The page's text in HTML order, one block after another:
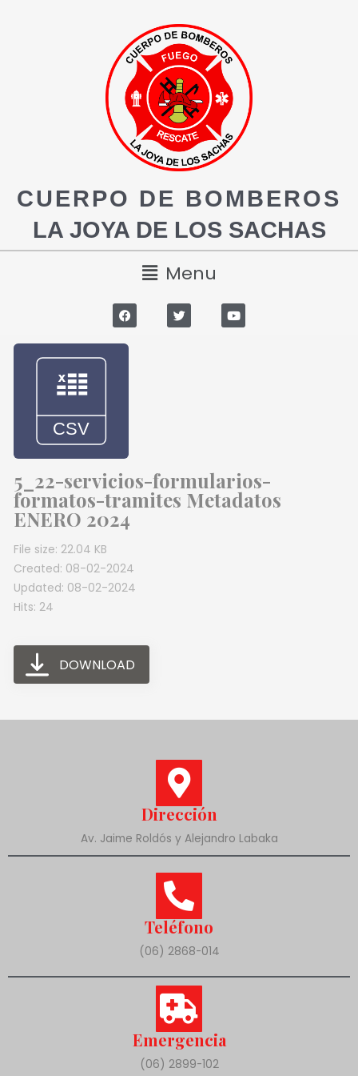
CUERPO DE BOMBEROS
LA JOYA DE LOS SACHAS
Menu
5_22-servicios-formularios-
formatos-tramites Metadatos
ENERO 2024
File size: 22.04 KB
Created: 08-02-2024
Updated: 08-02-2024
Hits: 24
DOWNLOAD
Dirección
Av. Jaime Roldós y Alejandro Labaka
Teléfono
(06) 2868-014
Emergencia
(06) 2899-102